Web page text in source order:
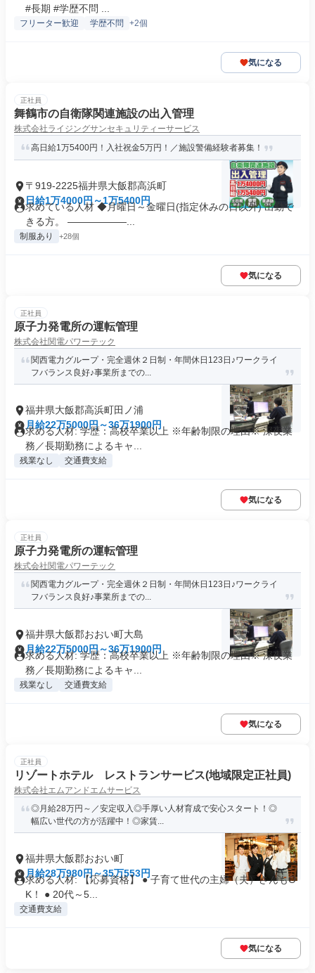
#長期 #学歴不問 ...
フリーター歓迎 学歴不問 +2個
気になる
正社員
舞鶴市の自衛隊関連施設の出入管理
株式会社ライジングサンセキュリティーサービス
高日給1万5400円！入社祝金5万円！／施設警備経験者募集！
〒919-2225福井県大飯郡高浜町
日給1万4000円～1万5400円
求めている人材 ◆月曜日～金曜日(指定休みの日以外) 出勤で
きる方。 ――――――...
制服あり +28個
気になる
正社員
原子力発電所の運転管理
株式会社関電パワーテック
関西電力グループ・完全週休２日制・年間休日123日♪ワークライ
フバランス良好♪事業所までの...
福井県大飯郡高浜町田ノ浦
月給22万5000円～36万1900円
求める人材: 学歴：高校卒業以上 ※年齢制限の理由※ 深夜業
務／長期勤務によるキャ...
残業なし 交通費支給
気になる
正社員
原子力発電所の運転管理
株式会社関電パワーテック
関西電力グループ・完全週休２日制・年間休日123日♪ワークライ
フバランス良好♪事業所までの...
福井県大飯郡おおい町大島
月給22万5000円～36万1900円
求める人材: 学歴：高校卒業以上 ※年齢制限の理由※ 深夜業
務／長期勤務によるキャ...
残業なし 交通費支給
気になる
正社員
リゾートホテル レストランサービス(地域限定正社員)
株式会社エムアンドエムサービス
◎月給28万円～／安定収入◎手厚い人材育成で安心スタート！◎
幅広い世代の方が活躍中！◎家賃...
福井県大飯郡おおい町
月給28万980円～35万553円
求める人材: 【応募資格】 ● 子育て世代の主婦（夫）さんもO
K！ ● 20代～5...
交通費支給
気になる